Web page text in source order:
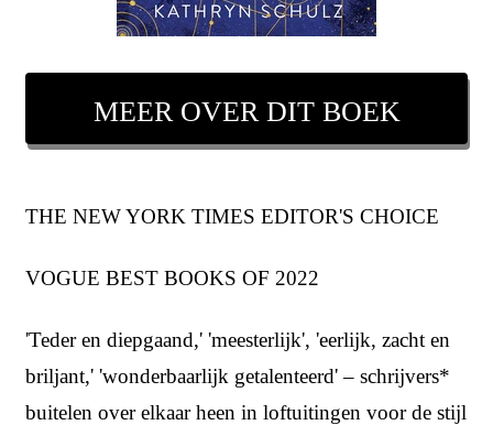
MEER OVER DIT BOEK
THE NEW YORK TIMES EDITOR'S CHOICE
VOGUE BEST BOOKS OF 2022
'Teder en diepgaand,' 'meesterlijk', 'eerlijk, zacht en
briljant,' 'wonderbaarlijk getalenteerd' – schrijvers*
buitelen over elkaar heen in loftuitingen voor de stijl